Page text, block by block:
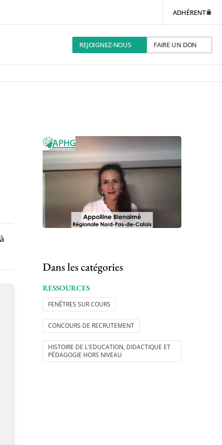
ADHÉRENT
REJOIGNEZ-NOUS FAIRE UN DON
Dans les catégories
RESSOURCES
FENÊTRES SUR COURS
CONCOURS DE RECRUTEMENT
HISTOIRE DE L'EDUCATION, DIDACTIQUE ET
PÉDAGOGIE HORS NIVEAU